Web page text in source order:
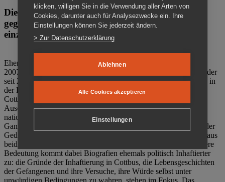
Die Gedenkstätte Zuchthaus Cottbus ist ein Ort
gegen das Vergessen. Anschaulich, nah und
einzigartig.
Ehemalige politische Häftlinge der DDR gründeten im Oktober
2007 den Verein Menschenrechtszentrum Cottbus e. V. (MRZ), der
seit 2011 Eigentümer des ehemaligen Gefängnisses (1860-2002) in
der Bautzener Straße und Träger der Gedenkstätte Zuchthaus
Cottbus ist. Im Zentrum der Arbeit der Gedenkstätte steht die
Auseinandersetzung mit politischem Unrecht während der
nationalsozialistischen Terrorherrschaft und der SED-Diktatur.
Ganzjährig zeigen mehrere Dauer- und Sonderausstellungen in der
Gedenkstätte Zuchthaus Cottbus Beispiele politischen Unrechts aus
beiden deutschen Diktaturen des 20. Jahrhunderts. Eine besondere
Bedeutung kommt dabei Biografien ehemals politisch Inhaftierter
zu: die Gründe der Inhaftierung in Cottbus, die Lebensgeschichten
der Gefangenen und ihre Versuche, ihre Würde selbst unter
unwürdigen Bedingungen zu wahren, stehen im Fokus. Das
klicken, willigen Sie in die Verwendung aller Arten von
Cookies, darunter auch für Analysezwecke ein. Ihre
Einstellungen können Sie jederzeit ändern.
> Zur Datenschutzerklärung
Ablehnen
Alle Cookies akzeptieren
Einstellungen